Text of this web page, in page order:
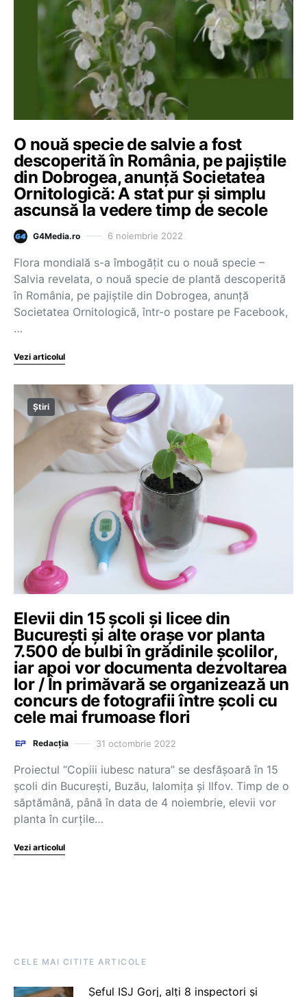
O nouă specie de salvie a fost
descoperită în România, pe pajiștile
din Dobrogea, anunță Societatea
Ornitologică: A stat pur și simplu
ascunsă la vedere timp de secole
G4Media.ro 6 noiembrie 2022
Flora mondială s-a îmbogățit cu o nouă specie –
Salvia revelata, o nouă specie de plantă descoperită
în România, pe pajiștile din Dobrogea, anunță
Societatea Ornitologică, într-o postare pe Facebook,
…
Vezi articolul
Știri
Elevii din 15 școli și licee din
București și alte orașe vor planta
7.500 de bulbi în grădinile școlilor,
iar apoi vor documenta dezvoltarea
lor / În primăvară se organizează un
concurs de fotografii între școli cu
cele mai frumoase flori
Redacția 31 octombrie 2022
Proiectul “Copiii iubesc natura” se desfășoară în 15
școli din București, Buzău, Ialomița și Ilfov. Timp de o
săptămână, până în data de 4 noiembrie, elevii vor
planta în curțile…
Vezi articolul
CELE MAI CITITE ARTICOLE
Șeful ISJ Gorj, alți 8 inspectori și